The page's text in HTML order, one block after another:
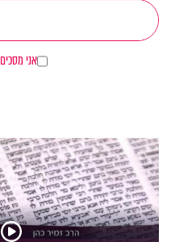
אני מסכים